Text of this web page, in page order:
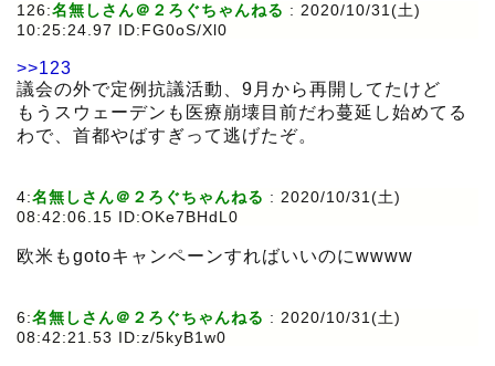
126:名無しさん＠２ろぐちゃんねる : 2020/10/31(土)
10:25:24.97 ID:FG0oS/Xl0
>>123
議会の外で定例抗議活動、9月から再開してたけど
もうスウェーデンも医療崩壊目前だわ蔓延し始めてる
わで、首都やばすぎって逃げたぞ。
4:名無しさん＠２ろぐちゃんねる : 2020/10/31(土)
08:42:06.15 ID:OKe7BHdL0
欧米もgotoキャンペーンすればいいのにwwww
6:名無しさん＠２ろぐちゃんねる : 2020/10/31(土)
08:42:21.53 ID:z/5kyB1w0